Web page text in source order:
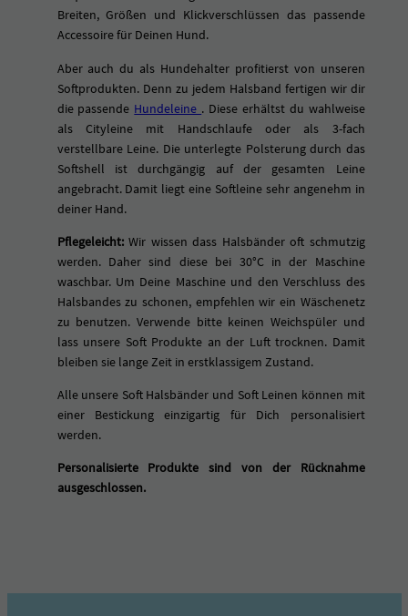
M
O
N
E
M
e
n
g
Breiten, Größen und Klickverschlüssen das passende
Accessoire für Deinen Hund.
Aber auch du als Hundehalter profitierst von unseren
Softprodukten. Denn zu jedem Halsband fertigen wir dir
die passende Hundeleine (Link)
. Diese erhältst du wahlweise
als Cityleine mit Handschlaufe oder als 3-fach
verstellbare Leine. Die unterlegte Polsterung durch das
Softshell ist durchgängig auf der gesamten Leine
angebracht. Damit liegt eine Softleine sehr angenehm in
deiner Hand.
Pflegeleicht:Wir wissen dass Halsbänder oft schmutzig
werden. Daher sind diese bei 30°C in der Maschine
waschbar. Um Deine Maschine und den Verschluss des
Halsbandes zu schonen, empfehlen wir ein Wäschenetz
zu benutzen. Verwende bitte keinen Weichspüler und
lass unsere Soft Produkte an der Luft trocknen. Damit
bleiben sie lange Zeit in erstklassigem Zustand.
Alle unsere Soft Halsbänder und Soft Leinen können mit
einer Bestickung einzigartig für Dich personalisiert
werden.
Personalisierte Produkte sind von der Rücknahme
ausgeschlossen.